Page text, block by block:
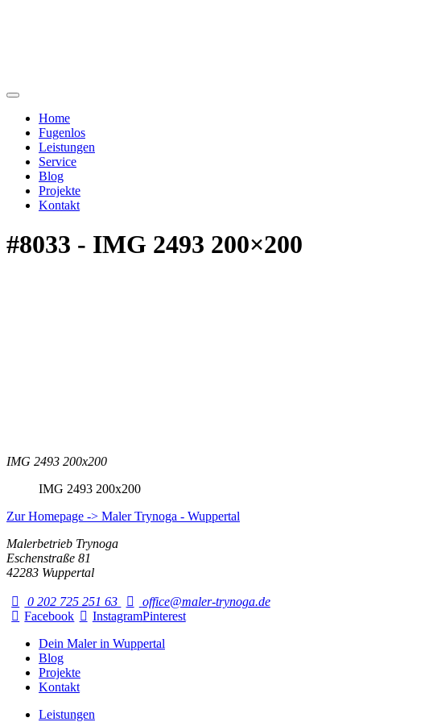
Home
Fugenlos
Leistungen
Service
Blog
Projekte
Kontakt
#8033 - IMG 2493 200×200
IMG 2493 200x200
IMG 2493 200x200
Zur Homepage -> Maler Trynoga - Wuppertal
Malerbetrieb Trynoga
Eschenstraße 81
42283 Wuppertal
0 202 725 251 63
office@maler-trynoga.de
Facebook
InstagramPinterest
Dein Maler in Wuppertal
Blog
Projekte
Kontakt
Leistungen